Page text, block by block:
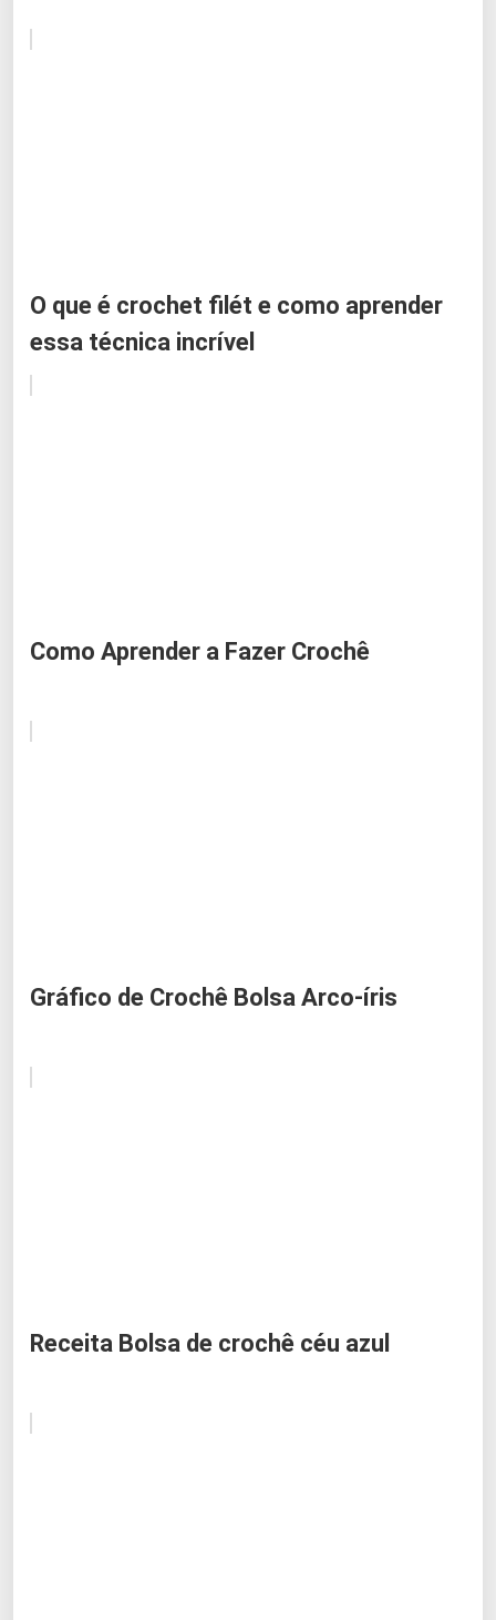
O que é crochet filét e como aprender
essa técnica incrível
Como Aprender a Fazer Crochê
Gráfico de Crochê Bolsa Arco-íris
Receita Bolsa de crochê céu azul